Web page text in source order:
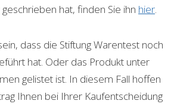
hat, finden Sie ihn hier.
dass die Stiftung Warentest noch
hat. Oder das Produkt unter
gelistet ist. In diesem Fall hoffen
Ihnen bei Ihrer Kaufentscheidung